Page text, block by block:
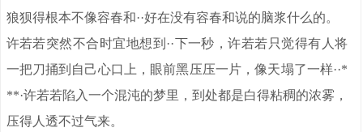
狼狈得根本不像容春和··好在没有容春和说的脑浆什么的。
许若若突然不合时宜地想到··下一秒，许若若只觉得有人将
一把刀捅到自己心口上，眼前黑压压一片，像天塌了一样··*
**·许若若陷入一个混沌的梦里，到处都是白得粘稠的浓雾，
压得人透不过气来。